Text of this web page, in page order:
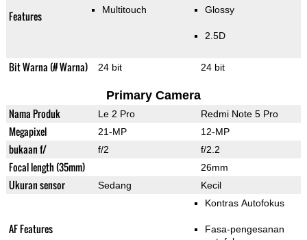
Features Multitouch Glossy
2.5D
Bit Warna (# Warna) 24 bit 24 bit
Primary Camera
Nama Produk Le 2 Pro Redmi Note 5 Pro
Megapixel 21-MP 12-MP
bukaan f/ f/2 f/2.2
Focal length (35mm) 26mm
Ukuran sensor Sedang Kecil
AF Features
Kontras Autofokus
Fasa-pengesanan